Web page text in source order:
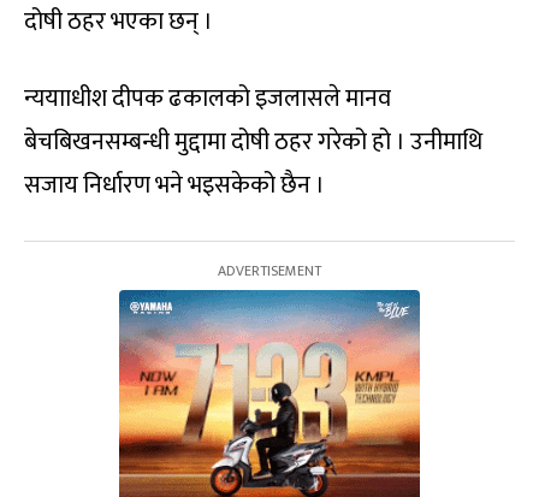
दोषी ठहर भएका छन् ।
न्ययााधीश दीपक ढकालको इजलासले मानव
बेचबिखनसम्बन्धी मुद्दामा दोषी ठहर गरेको हो । उनीमाथि
सजाय निर्धारण भने भइसकेको छैन ।